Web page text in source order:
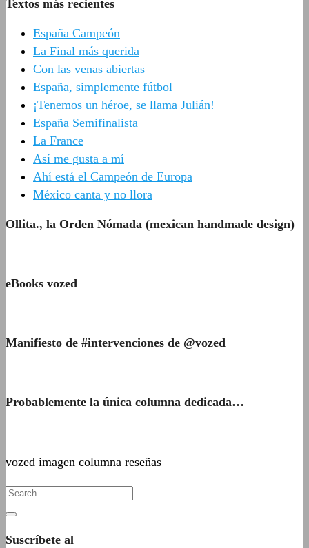
Textos más recientes
España Campeón
La Final más querida
Con las venas abiertas
España, simplemente fútbol
¡Tenemos un héroe, se llama Julián!
España Semifinalista
La France
Así me gusta a mí
Ahí está el Campeón de Europa
México canta y no llora
Ollita., la Orden Nómada (mexican handmade design)
eBooks vozed
Manifiesto de #intervenciones de @vozed
Probablemente la única columna dedicada…
vozed imagen columna reseñas
Suscríbete al